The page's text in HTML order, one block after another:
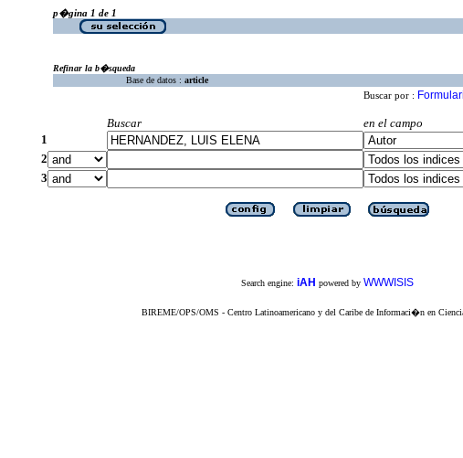
p�gina 1 de 1
Refinar la b�squeda
Base de datos : article
Buscar por :
Buscar
en el campo
1
2
3
Search engine: iAH powered by WWWISIS
BIREME/OPS/OMS - Centro Latinoamericano y del Caribe de Informaci�n en